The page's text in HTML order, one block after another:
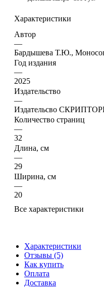
Характеристики
Автор
—
Бардышева Т.Ю.,
Год издания
—
2025
Издательство
—
Издательсво
Количество страниц
—
32
Длина, см
—
29
Ширина, см
—
20
Все характеристики
Характеристики
Отзывы (5)
Как купить
Оплата
Доставка